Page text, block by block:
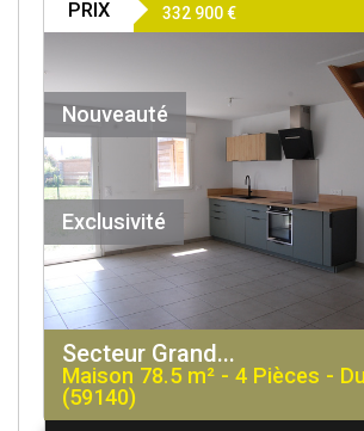
PRIX 332 900€
Exclusivité
Nouveauté
Secteur Grand...
Maison 78.5 m² - 4 Pièces -
(59140)